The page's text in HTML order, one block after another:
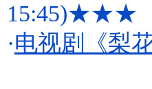
15:45)★★★
·电视剧《梨